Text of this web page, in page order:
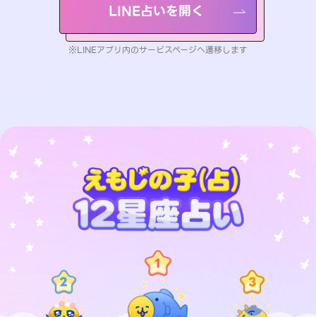
LINE占いを開く
※LINEアプリ内のサービスページへ遷移します